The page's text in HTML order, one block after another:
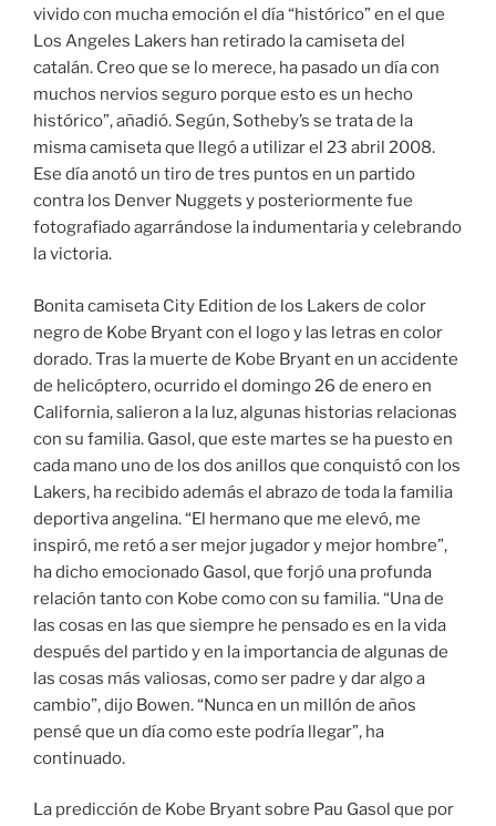
vivido con mucha emoción el día “histórico” en el que
Los Angeles Lakers han retirado la camiseta del
catalán. Creo que se lo merece, ha pasado un día con
muchos nervios seguro porque esto es un hecho
histórico”, añadió. Según, Sotheby’s se trata de la
misma camiseta que llegó a utilizar el 23 abril 2008.
Ese día anotó un tiro de tres puntos en un partido
contra los Denver Nuggets y posteriormente fue
fotografiado agarrándose la indumentaria y celebrando
la victoria.
Bonita camiseta City Edition de los Lakers de color
negro de Kobe Bryant con el logo y las letras en color
dorado. Tras la muerte de Kobe Bryant en un accidente
de helicóptero, ocurrido el domingo 26 de enero en
California, salieron a la luz, algunas historias relacionas
con su familia. Gasol, que este martes se ha puesto en
cada mano uno de los dos anillos que conquistó con los
Lakers, ha recibido además el abrazo de toda la familia
deportiva angelina. “El hermano que me elevó, me
inspiró, me retó a ser mejor jugador y mejor hombre”,
ha dicho emocionado Gasol, que forjó una profunda
relación tanto con Kobe como con su familia. “Una de
las cosas en las que siempre he pensado es en la vida
después del partido y en la importancia de algunas de
las cosas más valiosas, como ser padre y dar algo a
cambio”, dijo Bowen. “Nunca en un millón de años
pensé que un día como este podría llegar”, ha
continuado.
La predicción de Kobe Bryant sobre Pau Gasol que por